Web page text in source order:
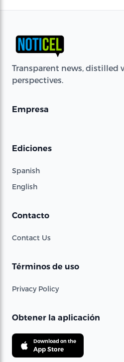
Transparent news, distilled
perspectives.
Empresa
Ediciones
Spanish
English
Contacto
Contact Us
Términos de uso
Privacy Policy
Obtener la aplicación
Download on the
App Store